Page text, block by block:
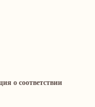
о соответствии